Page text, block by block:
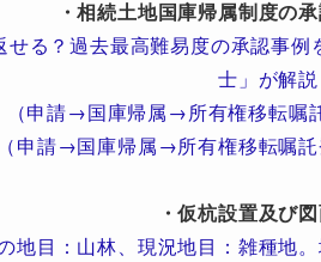
・相続土地国庫帰属制度の
せる？過去最高難易度の承認事
士」が解説
申請→国庫帰属→所有権移転嘱
請→国庫帰属→所有権移転嘱託
・仮杭設置及び
目：山林、現況地目：雑種地。